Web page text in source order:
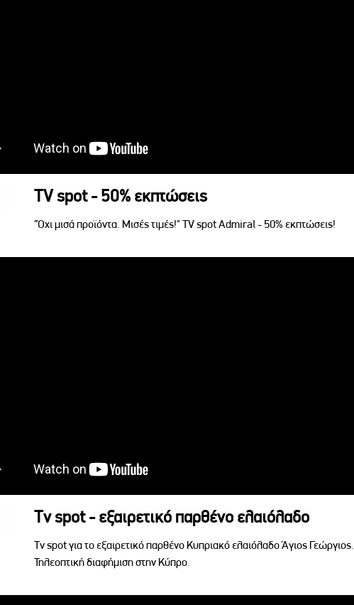
TV spot - 50% εκπτώσεις
"Όχι μισά προϊόντα. Μισές τιμές!" TV spot Admiral - 50% εκπτώσεις!
Tv spot - εξαιρετικό παρθένο ελαιόλαδο
Tv spot για το εξαιρετικό παρθένο Κυπριακό ελαιόλαδο Άγιος Γεώργιος.
Τηλεοπτική διαφήμιση στην Κύπρο.